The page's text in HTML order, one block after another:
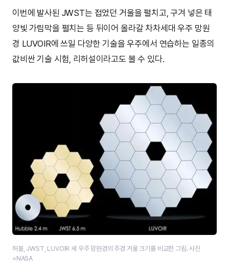
이번에 발사된 JWST는 접었던 거울을 펼치고, 구겨 넣은 태
양빛 가림막을 펼치는 등 뒤이어 올라갈 차차세대 우주 망원
경 LUVOIR에 쓰일 다양한 기술을 우주에서 연습하는 일종의
값비싼 기술 시험, 리허설이라고도 볼 수 있다.
허블, JWST, LUVOIR 세 우주 망원경의 주경 거울 크기를 비교한 그림. 사진
=NASA